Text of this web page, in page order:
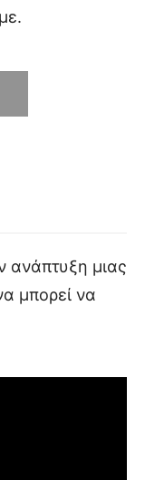
ανάπτυξη μιας
μπορεί να